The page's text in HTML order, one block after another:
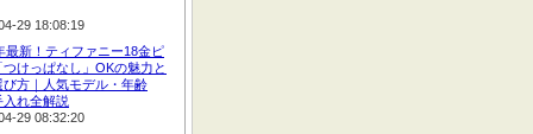
29 18:08:19
最新！ティファニー18金ピ
つけっぱなし」OKの魅力と
び方｜人気モデル・年齢
入れ全解説
29 08:32:20